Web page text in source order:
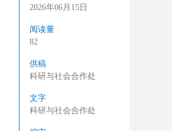
2026年06月15日
阅读量
82
供稿
科研与社会合作处
文字
科研与社会合作处